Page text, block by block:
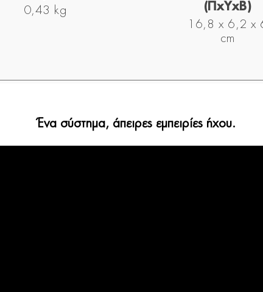
0,43 kg
(ΠxYxΒ)
16,8 x 6,2 x
cm
Ένα σύστημα, άπειρες εμπειρίες ήχου.